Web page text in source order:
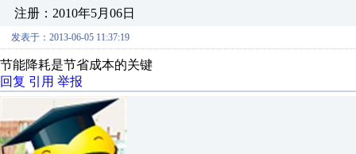
注册：2010年5月06日
发表于：2013-06-05 11:37:19
节能降耗是节省成本的关键
回复 引用 举报